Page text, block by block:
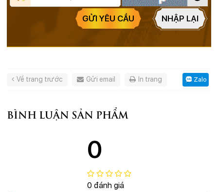
GỬI YÊU CẦU NHẬP LẠI
Về trang trước Gửi email In trang Zalo
BÌNH LUẬN SẢN PHẨM
0
0 đánh giá